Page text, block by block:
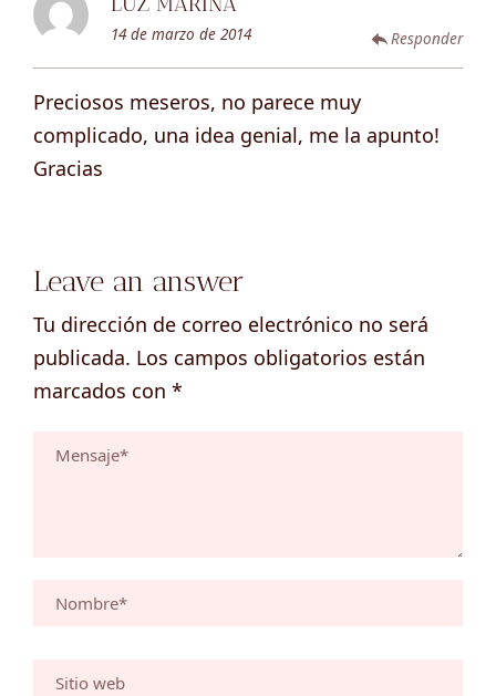
14 de marzo de 2014 Responder
Preciosos meseros, no parece muy
complicado, una idea genial, me la apunto!
Gracias
Leave an answer
Tu dirección de correo electrónico no será
publicada. Los campos obligatorios están
marcados con *